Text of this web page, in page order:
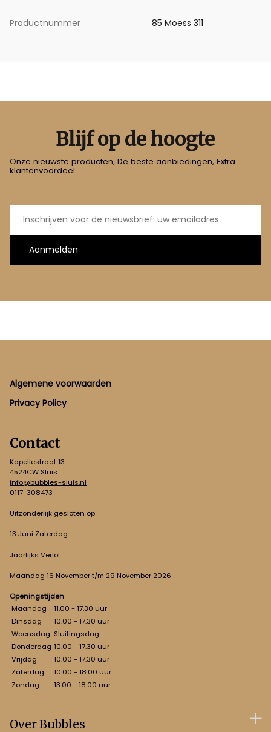
Productnummer 85 Moess 311
Blijf op de hoogte
Onze nieuwste producten, De beste aanbiedingen, Extra
klantenvoordeel
E-
mailadres
Aanmelden
Footer
Algemene voorwaarden
Privacy Policy
Contact
Kapellestraat 13
4524CW Sluis
info@bubbles-sluis.nl
0117-308473
Uitzonderlijk gesloten op
13 Juni Zaterdag
Jaarlijks Verlof
Maandag 16 November t/m 29 November 2026
Openingstijden
Maandag
11.00 - 17.30 uur
Dinsdag
10.00 - 17.30 uur
Woensdag Sluitingsdag
Donderdag 10.00 - 17.30 uur
Vrijdag
10.00 - 17.30 uur
Zaterdag
10.00 - 18.00 uur
Zondag
13.00 - 18.00 uur
Over Bubbles